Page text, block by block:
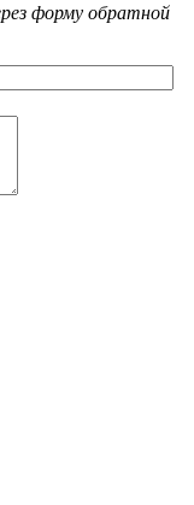
форму обратной